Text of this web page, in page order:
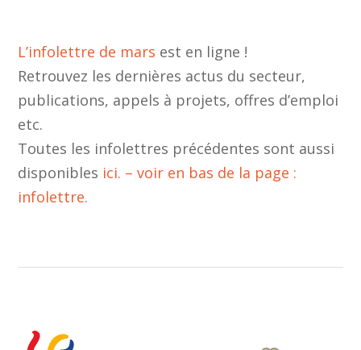
L’infolettre de mars est en ligne !
Retrouvez les dernières actus du secteur,
publications, appels à projets, offres d’emploi
etc.
Toutes les infolettres précédentes sont aussi
disponibles ici. – voir en bas de la page :
infolettre.